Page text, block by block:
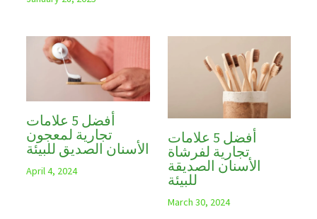
أفضل 5 علامات
تجارية لمعجون
الأسنان الصديق للبيئة
April 4, 2024
أفضل 5 علامات
تجارية لفرشاة
الأسنان الصديقة
للبيئة
March 30, 2024